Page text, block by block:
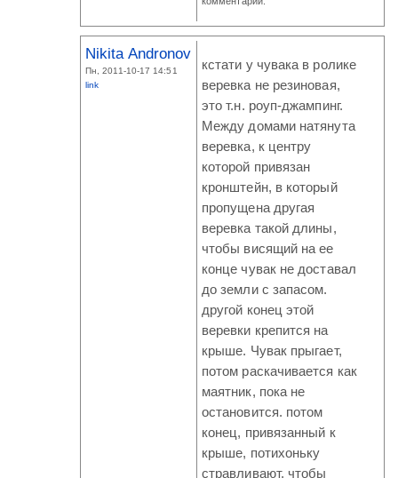
Nikita Andronov
Пн, 2011-10-17 14:51
link
кстати у чувака в ролике
веревка не резиновая,
это т.н. роуп-джампинг.
Между домами натянута
веревка, к центру
которой привязан
кронштейн, в который
пропущена другая
веревка такой длины,
чтобы висящий на ее
конце чувак не доставал
до земли с запасом.
другой конец этой
веревки крепится на
крыше. Чувак прыгает,
потом раскачивается как
маятник, пока не
остановится. потом
конец, привязанный к
крыше, потихоньку
стравливают, чтобы